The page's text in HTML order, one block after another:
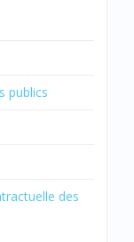
publics
des